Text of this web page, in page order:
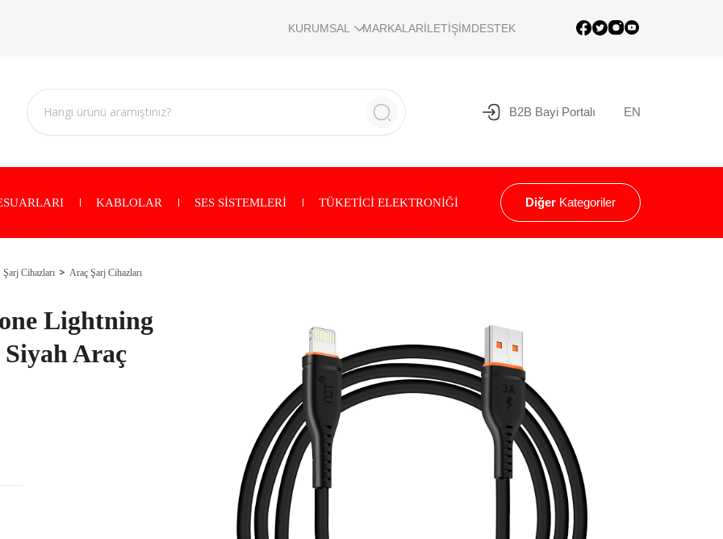
KURUMSAL MARKALARİLETİŞİMDESTEK
B2B Bayi Portalı EN
KABLOLAR SES SİSTEMLERİ TÜKETİCİ ELEKTRONİĞİ Diğer Kategoriler
Şarj Cihazları Araç Şarj Cihazları
Lightning
Araç